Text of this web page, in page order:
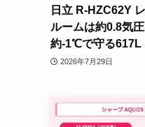
日立 R-HZC62Y
ルームは約0.8気
約-1℃で守る617L
2026年7月29日